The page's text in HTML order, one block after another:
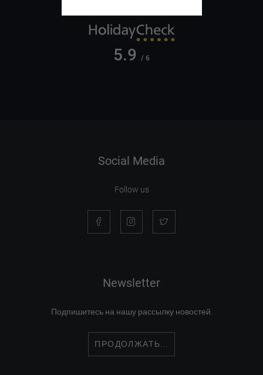
5.9 / 6
Social Media
Follow us
Newsletter
Подпишитесь на нашу рассылку новостей.
ПРОДОЛЖАТЬ...